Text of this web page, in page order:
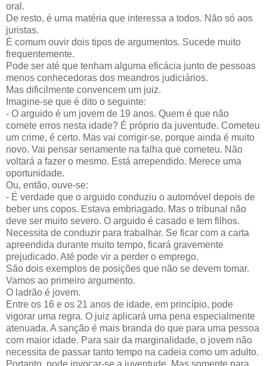
oral.
De resto, é uma matéria que interessa a todos. Não só aos
juristas.
É comum ouvir dois tipos de argumentos. Sucede muito
frequentemente.
Pode ser até que tenham alguma eficácia junto de pessoas
menos conhecedoras dos meandros judiciários.
Mas dificilmente convencem um juiz.
Imagine-se que é dito o seguinte:
- O arguido é um jovem de 19 anos. Quem é que não
comete erros nesta idade? É próprio da juventude. Cometeu
um crime, é certo. Mas vai corrigir-se, porque ainda é muito
novo. Vai pensar seriamente na falha que cometeu. Não
voltará a fazer o mesmo. Está arrependido. Merece uma
oportunidade.
Ou, então, ouve-se:
- É verdade que o arguido conduziu o automóvel depois de
beber uns copos. Estava embriagado. Mas o tribunal não
deve ser muito severo. O arguido é casado e tem filhos.
Necessita de conduzir para trabalhar. Se ficar com a carta
apreendida durante muito tempo, ficará gravemente
prejudicado. Até pode vir a perder o emprego.
São dois exemplos de posições que não se devem tomar.
Vamos ao primeiro argumento.
O ladrão é jovem.
Entre os 16 e os 21 anos de idade, em princípio, pode
vigorar uma regra. O juiz aplicará uma pena especialmente
atenuada. A sanção é mais branda do que para uma pessoa
com maior idade. Para sair da marginalidade, o jovem não
necessita de passar tanto tempo na cadeia como um adulto.
Portanto, pode invocar-se a juventude. Mas somente para